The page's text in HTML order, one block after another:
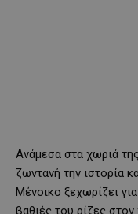
Ανάμεσα στα χωριά
ζωντανή την ιστορία
Μένοικο ξεχωρίζει
βαθιές του ρίζες στον